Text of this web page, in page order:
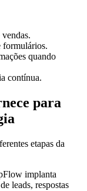
formulários.
quando
contínua.
para
etapas da
implanta
leads, respostas